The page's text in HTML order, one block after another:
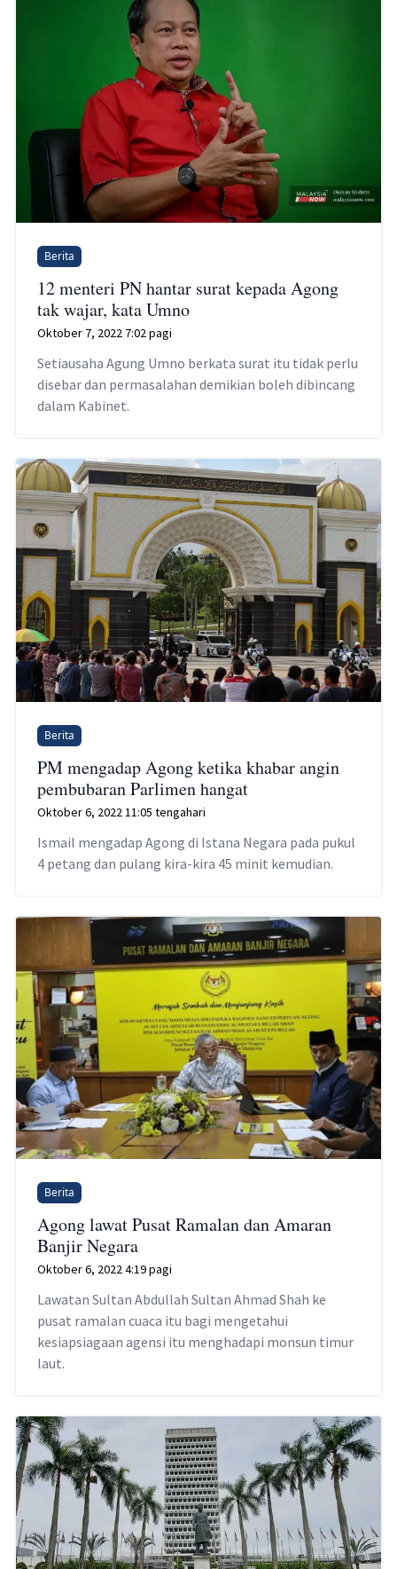
Berita
12 menteri PN hantar surat kepada Agong
tak wajar, kata Umno
Oktober 7, 2022 7:02 pagi
Setiausaha Agung Umno berkata surat itu tidak perlu
disebar dan permasalahan demikian boleh dibincang
dalam Kabinet.
Berita
PM mengadap Agong ketika khabar angin
pembubaran Parlimen hangat
Oktober 6, 2022 11:05 tengahari
Ismail mengadap Agong di Istana Negara pada pukul
4 petang dan pulang kira-kira 45 minit kemudian.
Berita
Agong lawat Pusat Ramalan dan Amaran
Banjir Negara
Oktober 6, 2022 4:19 pagi
Lawatan Sultan Abdullah Sultan Ahmad Shah ke
pusat ramalan cuaca itu bagi mengetahui
kesiapsiagaan agensi itu menghadapi monsun timur
laut.